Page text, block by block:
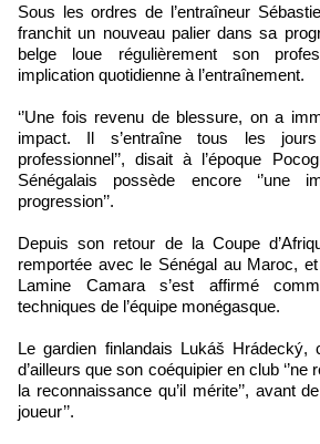
Sous les ordres de l’entraîneur
franchit un nouveau palier dans sa
belge loue régulièrement son
implication quotidienne à l’entraînement.
‘’Une fois revenu de blessure, on a
impact. Il s’entraîne tous les
professionnel’’, disait à l’époque
Sénégalais possède encore ‘’une
progression’’.
Depuis son retour de la Coupe
remportée avec le Sénégal au Maroc,
Lamine Camara s’est affirmé
techniques de l’équipe monégasque.
Le gardien finlandais Lukáš Hrádecký,
d’ailleurs que son coéquipier en club
la reconnaissance qu’il mérite’’, avant
joueur’’.